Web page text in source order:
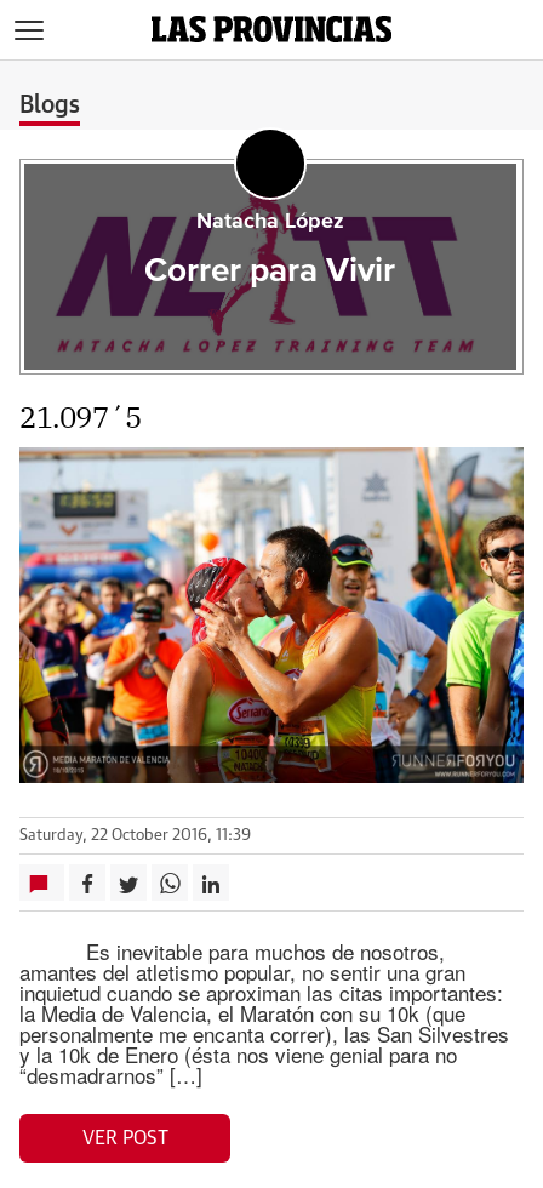
Blogs
Natacha López
Correr para Vivir
21.097´5
Saturday, 22 October 2016, 11:39
Es inevitable para muchos de nosotros,
amantes del atletismo popular, no sentir una gran
inquietud cuando se aproximan las citas importantes:
la Media de Valencia, el Maratón con su 10k (que
personalmente me encanta correr), las San Silvestres
y la 10k de Enero (ésta nos viene genial para no
“desmadrarnos” […]
VER POST